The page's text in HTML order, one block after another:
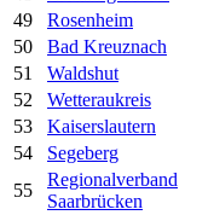
49
Rosenheim
50
Bad Kreuznach
51
Waldshut
52
Wetteraukreis
53
Kaiserslautern
54
Segeberg
55
Regionalverband
Saarbrücken